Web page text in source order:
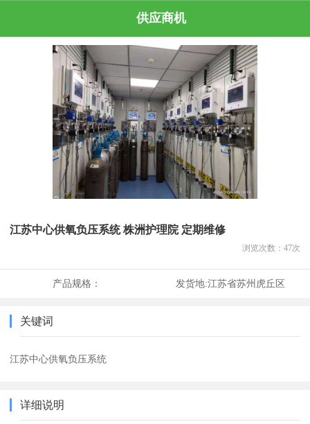
供应商机
江苏中心供氧负压系统 株洲护理院 定期维修
浏览次数： 47次
产品规格： 发货地:江苏省苏州虎丘区
关键词
江苏中心供氧负压系统
详细说明